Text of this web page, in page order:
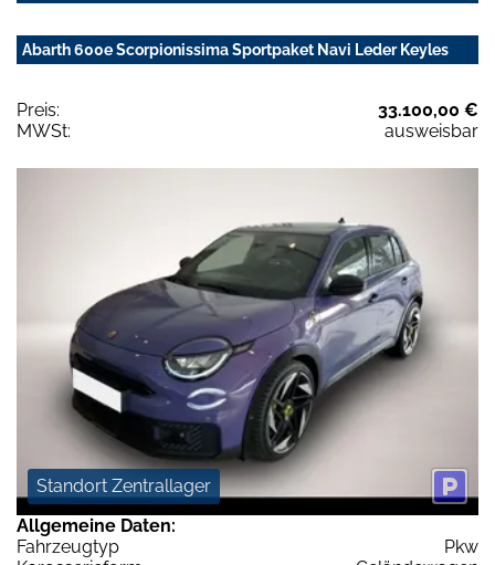
Abarth 600e Scorpionissima Sportpaket Navi Leder Keyles
Preis:
33.100,00 €
MWSt:
ausweisbar
Standort Zentrallager
Allgemeine Daten:
Fahrzeugtyp
Pkw